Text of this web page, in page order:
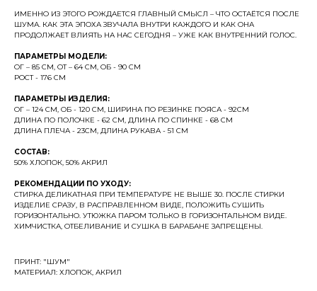
ИМЕННО ИЗ ЭТОГО РОЖДАЕТСЯ ГЛАВНЫЙ СМЫСЛ – ЧТО ОСТАЁТСЯ ПОСЛЕ
ШУМА. КАК ЭТА ЭПОХА ЗВУЧАЛА ВНУТРИ КАЖДОГО И КАК ОНА
ПРОДОЛЖАЕТ ВЛИЯТЬ НА НАС СЕГОДНЯ – УЖЕ КАК ВНУТРЕННИЙ ГОЛОС.
ПАРАМЕТРЫ МОДЕЛИ:
ОГ – 85 СМ, ОТ – 64 СМ, ОБ - 90 СМ
РОСТ - 176 СМ
ПАРАМЕТРЫ ИЗДЕЛИЯ:
ОГ – 124 СМ, ОБ - 120 СМ, ШИРИНА ПО РЕЗИНКЕ ПОЯСА - 92СМ
ДЛИНА ПО ПОЛОЧКЕ - 62 СМ, ДЛИНА ПО СПИНКЕ - 68 СМ
ДЛИНА ПЛЕЧА - 23СМ, ДЛИНА РУКАВА - 51 СМ
СОСТАВ:
50% ХЛОПОК, 50% АКРИЛ
РЕКОМЕНДАЦИИ ПО УХОДУ:
СТИРКА ДЕЛИКАТНАЯ ПРИ ТЕМПЕРАТУРЕ НЕ ВЫШЕ 30. ПОСЛЕ СТИРКИ
ИЗДЕЛИЕ СРАЗУ, В РАСПРАВЛЕННОМ ВИДЕ, ПОЛОЖИТЬ СУШИТЬ
ГОРИЗОНТАЛЬНО. УТЮЖКА ПАРОМ ТОЛЬКО В ГОРИЗОНТАЛЬНОМ ВИДЕ.
ХИМЧИСТКА, ОТБЕЛИВАНИЕ И СУШКА В БАРАБАНЕ ЗАПРЕЩЕНЫ.
ПРИНТ: "ШУМ"
МАТЕРИАЛ: ХЛОПОК, АКРИЛ